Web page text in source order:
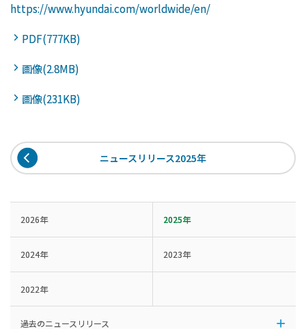
https://www.hyundai.com/worldwide/en/
PDF(777KB)
画像(2.8MB)
画像(231KB)
ニュースリリース2025年
2026年 2025年
2024年 2023年
2022年
過去のニュースリリース